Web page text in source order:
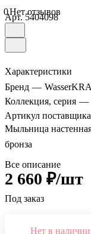
0Нет отзывов
Арт.5404098
Характеристики
Бренд —
Коллекция, серия —
Артикул поставщика
Мыльница
бронза
Все описание
2 660 ₽/шт
Под заказ
Нет в наличии